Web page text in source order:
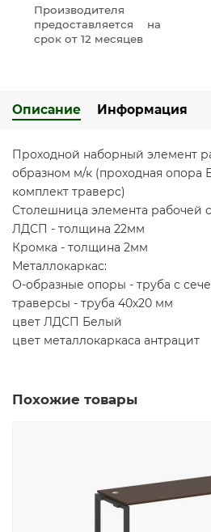
Производителя
предоставляется на
срок от 12 месяцев
Описание Информация
Проходной наборный элемент
образном м/к (проходная опора
комплект траверс)
Столешница элемента рабочей
ЛДСП - толщина 22мм
Кромка - толщина 2мм
Металлокаркас:
О-образные опоры - труба с
траверсы - труба 40х20 мм
цвет ЛДСП Белый
цвет металлокаркаса антрацит
Похожие товары